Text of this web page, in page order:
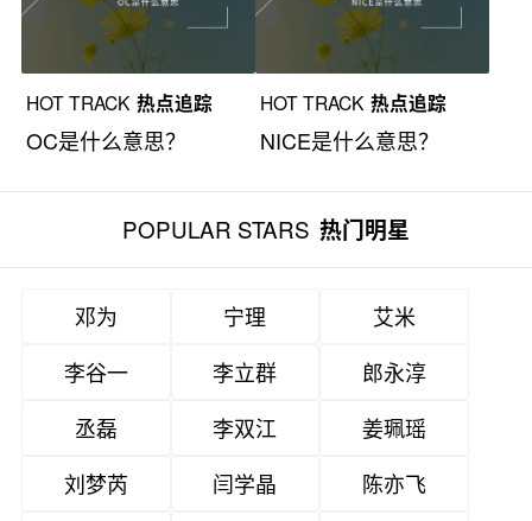
HOT TRACK 热点追踪
OC是什么意思？
HOT TRACK 热点追踪
NICE是什么意思？
POPULAR STARS 热门明星
邓为 宁理
艾米
李谷一
李立群
郎永淳
丞磊
李双江
姜珮瑶
刘梦芮
闫学晶
陈亦飞